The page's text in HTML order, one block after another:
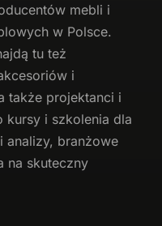
mebli i
w Polsce.
tu też
i
także projektanci i
kursy i szkolenia dla
analizy, branżowe
na skuteczny